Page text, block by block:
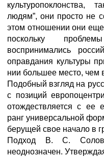
культуропоклонства,
людям”, они просто не
этом отношении они
поскольку
воспринимались
оправдания культуры
нии большее место, чем
Подобный взгляд на
с позиций
отождествляет­ся с ее
ранг универсальной
берущей свое начало в
Подход В. С.
неоднозначен.